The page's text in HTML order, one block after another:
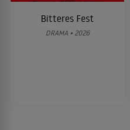
Bitteres Fest
DRAMA • 2026